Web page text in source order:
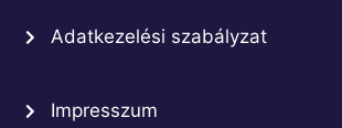
Adatkezelési szabályzat
Impresszum